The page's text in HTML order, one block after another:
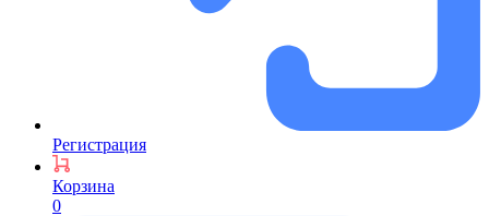
Регистрация
Корзина
0